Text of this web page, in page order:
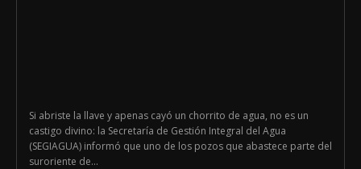
Si abriste la llave y apenas cayó un chorrito de agua, no es un
castigo divino: la Secretaría de Gestión Integral del Agua
(SEGIAGUA) informó que uno de los pozos que abastece parte del
suroriente de...